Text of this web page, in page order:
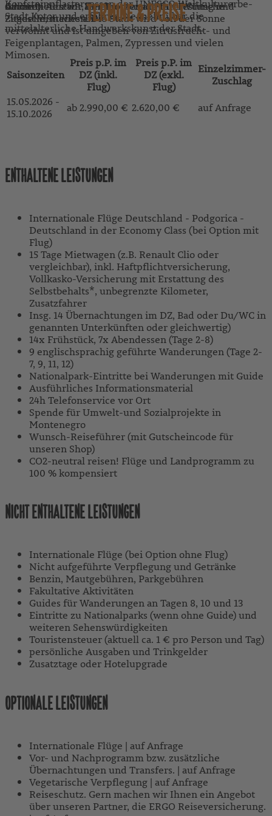
Kopfsteinpflastergassen der UNESCO Weltkulturerbe-
Stadt Kotor und erfahren Sie mehr über die
mittelalterliche Handwerkskunst der Stadt.
schönen Altstadt, der Promenade mit Festung und
Zitadelle, machen. Die Stadt wird von der Sonne
verwöhnt und ist umgeben von Zitrusfrucht- und
Feigenplantagen, Palmen, Zypressen und vielen
Mimosen.
dauern)
Gerne bieten wir Ihnen etwas auf Ihre Wünsche
Zugeschnittenes an.TERMINE & PREISE
Saisonzeiten
Preis p.P. im
DZ (inkl.
Flug)
Preis p.P. im
DZ (exkl.
Flug)
Einzelzimmer-
Zuschlag
15.05.2026 -
15.10.2026
ab 2.990,00 € 2.620,00 € auf Anfrage
ENTHALTENE LEISTUNGEN
Internationale Flüge Deutschland - Podgorica -
Deutschland in der Economy Class (bei Option mit
Flug)
15 Tage Mietwagen (z.B. Renault Clio oder
vergleichbar), inkl. Haftpflichtversicherung,
Vollkasko-Versicherung mit Erstattung des
Selbstbehalts*, unbegrenzte Kilometer,
Zusatzfahrer
Insg. 14 Übernachtungen im DZ, Bad oder Du/WC in
genannten Unterkünften oder gleichwertig)
14x Frühstück, 7x Abendessen (Tage 2-8)
9 englischsprachig geführte Wanderungen (Tage 2-
7, 9, 11, 12)
Nationalpark-Eintritte bei Wanderungen mit Guide
Ausführliches Informationsmaterial
24h Telefonservice vor Ort
Spende für Umwelt-und Sozialprojekte in
Montenegro
Wunsch-Reiseführer (mit Gutscheincode für
unseren Shop)
CO2-neutral reisen! Flüge und Landprogramm zu
100 % kompensiert
NICHT ENTHALTENE LEISTUNGEN
Internationale Flüge (bei Option ohne Flug)
Nicht aufgeführte Verpflegung und Getränke
Benzin, Mautgebühren, Parkgebühren
Fakultative Aktivitäten
Guides für Wanderungen an Tagen 8, 10 und 13
Eintritte zu Nationalparks (wenn ohne Guide) und
weiteren Sehenswürdigkeiten
Touristensteuer (aktuell ca. 1 € pro Person und Tag)
persönliche Ausgaben und Trinkgelder
Zusatztage oder Hotelupgrade
OPTIONALE LEISTUNGEN
Internationale Flüge | auf Anfrage
Vor- und Nachprogramm bzw. zusätzliche
Übernachtungen und Transfers. | auf Anfrage
Vegetarische Verpflegung | auf Anfrage
Reiseschutz. Gern machen wir Ihnen ein Angebot
über unseren Partner, die ERGO Reiseversicherung.